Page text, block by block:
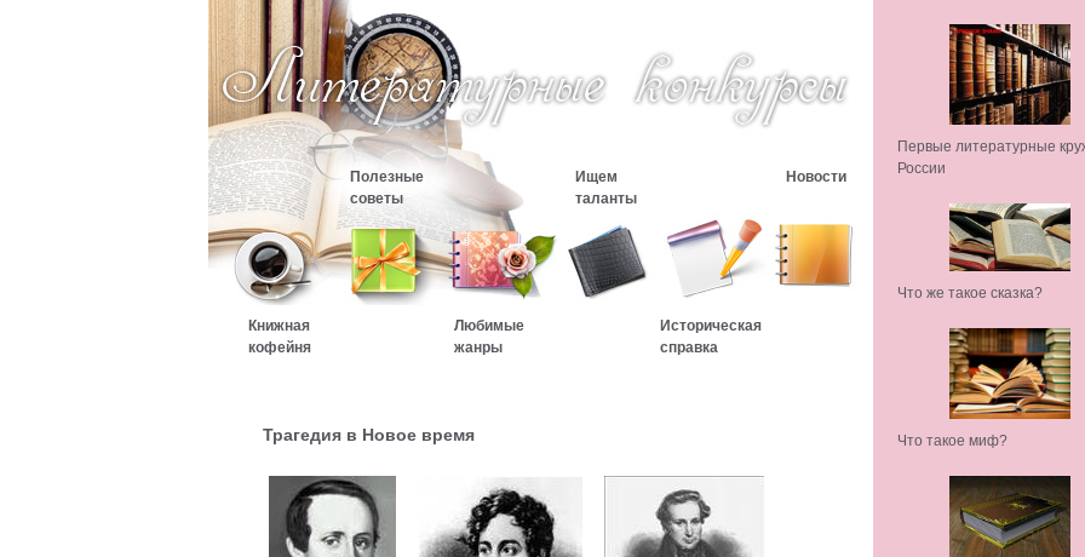
Книжная
кофейня
Полезные
советы
Любимые
жанры
Ищем
таланты
Историческая
справка
Новости
Трагедия в Новое время
Первые литературные
России
Что же такое сказка?
Что такое миф?